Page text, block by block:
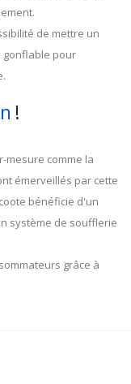
de mettre un
gonflable pour
!
mesure comme la
émerveillés par cette
bénéficie d'un
système de soufflerie
grâce à